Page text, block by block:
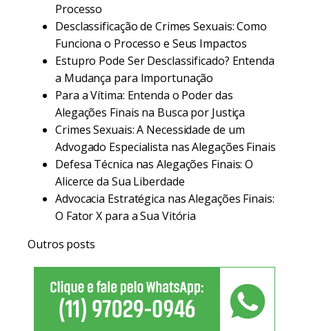
Processo
Desclassificação de Crimes Sexuais: Como
Funciona o Processo e Seus Impactos
Estupro Pode Ser Desclassificado? Entenda
a Mudança para Importunação
Para a Vítima: Entenda o Poder das
Alegações Finais na Busca por Justiça
Crimes Sexuais: A Necessidade de um
Advogado Especialista nas Alegações Finais
Defesa Técnica nas Alegações Finais: O
Alicerce da Sua Liberdade
Advocacia Estratégica nas Alegações Finais:
O Fator X para a Sua Vitória
Outros posts